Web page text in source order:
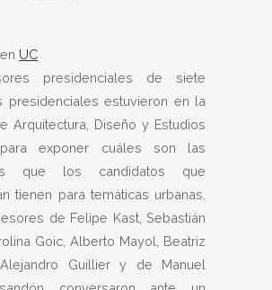
UC
presidenciales de siete
presidenciales estuvieron en la
Arquitectura, Diseño y Estudios
exponer cuáles son las
que los candidatos que
tienen para temáticas urbanas.
de Felipe Kast, Sebastián
Goic, Alberto Mayol, Beatriz
Guillier y de Manuel